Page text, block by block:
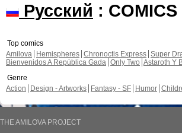
Русский :
Top comics
Amilova
Hemispheres Chronoctis Express Super
Bienvenidos A República Gada Only Two Astaroth Y
Genre
Action
Design - Artworks Fantasy - SF Humor
THE AMILOVA PROJECT